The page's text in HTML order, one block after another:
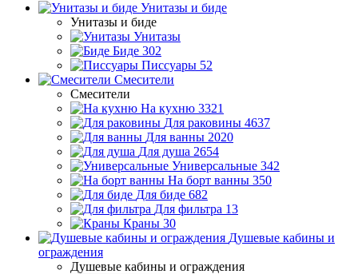
Унитазы и биде
Унитазы и биде
Унитазы
Биде 302
Писсуары 52
Смесители
Смесители
На кухню 3321
Для раковины 4637
Для ванны 2020
Для душа 2654
Универсальные 342
На борт ванны 350
Для биде 682
Для фильтра 13
Краны 30
Душевые кабины и
ограждения
Душевые кабины и ограждения